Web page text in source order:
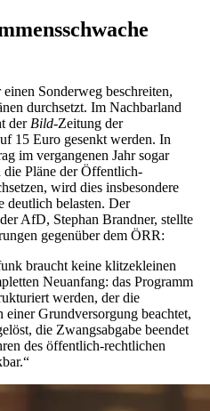
Sonderweg beschreiten,
durchsetzt. Im Nachbarland
der Bild-Zeitung der
15 Euro gesenkt werden. In
im vergangenen Jahr sogar
die Pläne der Öffentlich-
wird dies insbesondere
deutlich belasten. Der
AfD, Stephan Brandner, stellte
gegenüber dem ÖRR:
braucht keine klitzekleinen
Neuanfang: das Programm
werden, der die
einer Grundversorgung beachtet,
die Zwangsabgabe beendet
des öffentlich-rechtlichen